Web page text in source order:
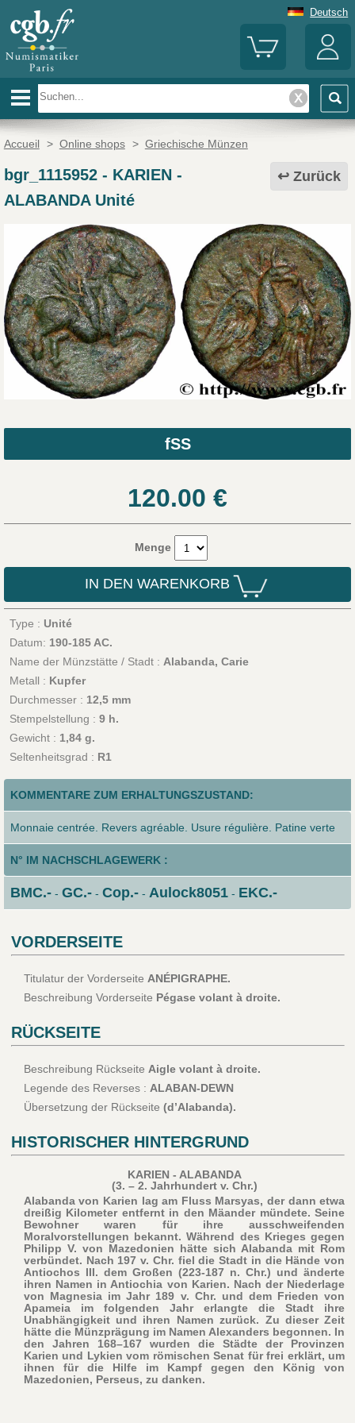
Deutsch
Accueil > Online shops > Griechische Münzen
Zurück
bgr_1115952- KARIEN -
ALABANDA Unité
fSS
120.00 €
Menge
IN DEN WARENKORB
Type : Unité
Datum: 190-185 AC.
Name der Münzstätte / Stadt : Alabanda, Carie
Metall : Kupfer
Durchmesser : 12,5 mm
Stempelstellung : 9 h.
Gewicht : 1,84 g.
Seltenheitsgrad : R1
KOMMENTARE ZUM ERHALTUNGSZUSTAND:
Monnaie centrée. Revers agréable. Usure régulière. Patine verte
N° IM NACHSCHLAGEWERK :
BMC.-- GC.-- Cop.-- Aulock8051- EKC.-
VORDERSEITE
Titulatur der Vorderseite ANÉPIGRAPHE.
Beschreibung Vorderseite Pégase volant à droite.
RÜCKSEITE
Beschreibung Rückseite Aigle volant à droite.
Legende des Reverses : ALABAN-DEWN
Übersetzung der Rückseite (d’Alabanda).
HISTORISCHER HINTERGRUND
KARIEN - ALABANDA
(3. – 2. Jahrhundert v. Chr.)
Alabanda von Karien lag am Fluss Marsyas, der dann etwa
dreißig Kilometer entfernt in den Mäander mündete. Seine
Bewohner waren für ihre ausschweifenden
Moralvorstellungen bekannt. Während des Krieges gegen
Philipp V. von Mazedonien hätte sich Alabanda mit Rom
verbündet. Nach 197 v. Chr. fiel die Stadt in die Hände von
Antiochos III. dem Großen (223-187 n. Chr.) und änderte
ihren Namen in Antiochia von Karien. Nach der Niederlage
von Magnesia im Jahr 189 v. Chr. und dem Frieden von
Apameia im folgenden Jahr erlangte die Stadt ihre
Unabhängigkeit und ihren Namen zurück. Zu dieser Zeit
hätte die Münzprägung im Namen Alexanders begonnen. In
den Jahren 168–167 wurden die Städte der Provinzen
Karien und Lykien vom römischen Senat für frei erklärt, um
ihnen für die Hilfe im Kampf gegen den König von
Mazedonien, Perseus, zu danken.